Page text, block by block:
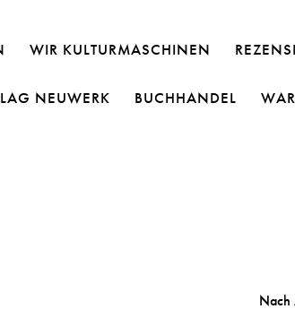
WIR KULTURMASCHINEN
NEUWERK BUCHHANDEL